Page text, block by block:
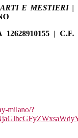
E MESTIERI|
12628910155 | C.F.
milano/?